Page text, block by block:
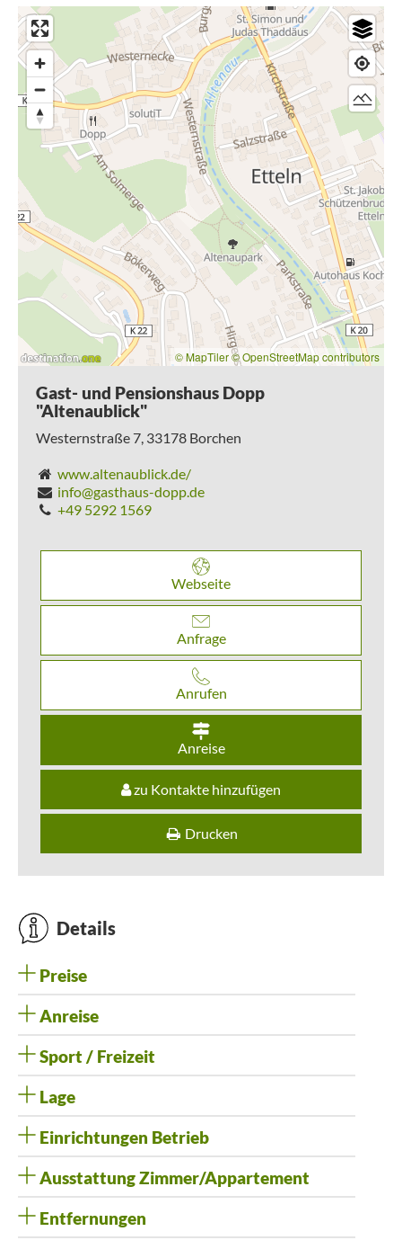
© MapTiler© OpenStreetMap contributors
Gast- und Pensionshaus Dopp
"Altenaublick"
Westernstraße 7, 33178 Borchen
www.altenaublick.de/
info@gasthaus-dopp.de
+49 5292 1569
Webseite
Anfrage
Anrufen
Anreise
zu Kontakte hinzufügen
Drucken
Details
Preise
Anreise
Sport / Freizeit
Lage
Einrichtungen Betrieb
Ausstattung Zimmer/Appartement
Entfernungen